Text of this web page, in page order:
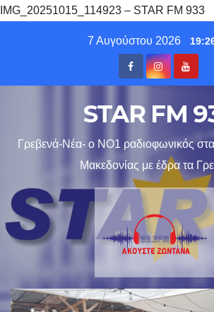
IMG_20251015_114923 – STAR FM 933
7 Αυγούστου 2026
STAR FM
Γρεβενά-Νέα- ο ΝΟ1 ραδιοφωνικός
Μακεδονίας με έδρα τα